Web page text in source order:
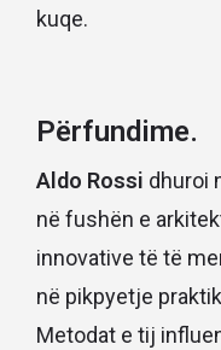
kuqe.
Përfundime.
Aldo Rossi dhuroi
në fushën e
innovative të të
në pikpyetje
Metodat e tij